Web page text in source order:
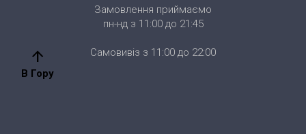
arrow_upward
В Гору
Замовлення приймаємо
пн-нд з 11:00 до 21:45
Самовивіз з 11:00 до 22:00